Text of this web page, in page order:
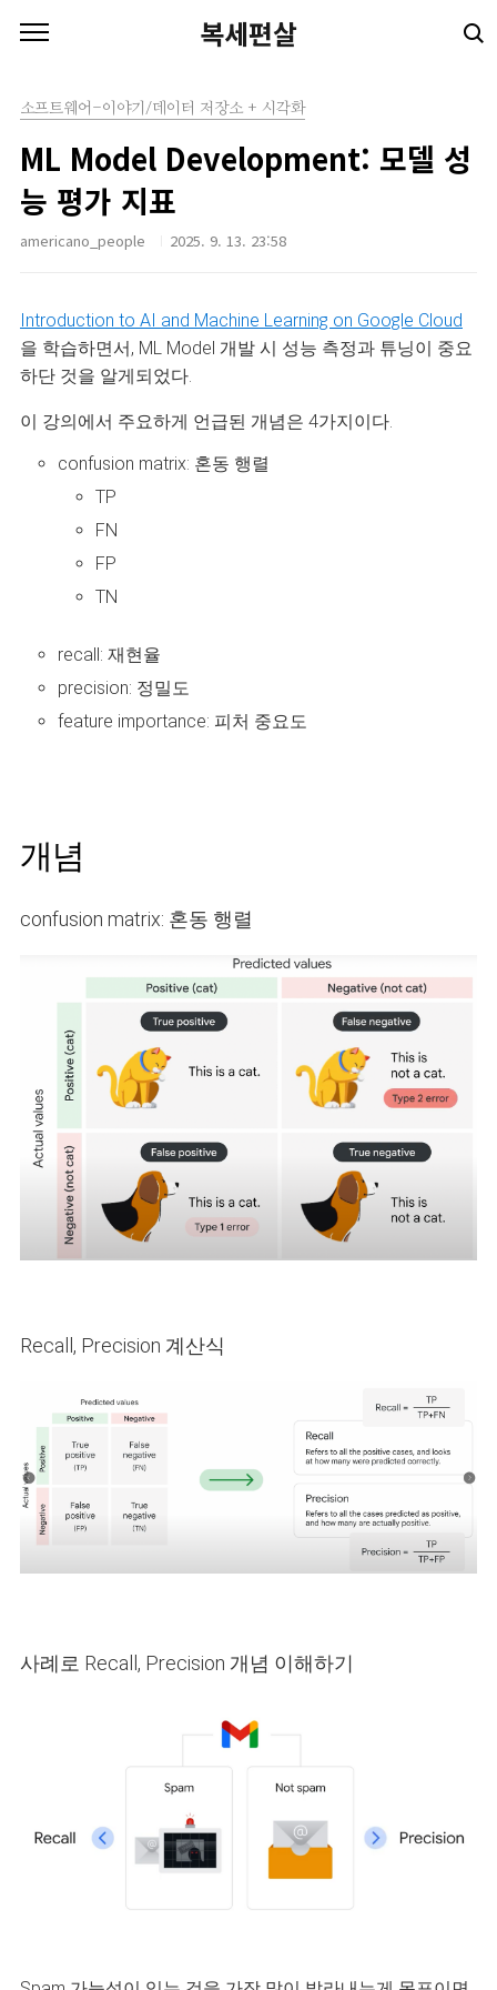
복세편살
소프트웨어-이야기/데이터 저장소 + 시각화
ML Model Development: 모델 성
능 평가 지표
americano_people 2025. 9. 13. 23:58
Introduction to AI and Machine Learning on Google Cloud
을 학습하면서, ML Model 개발 시 성능 측정과 튜닝이 중요
하단 것을 알게되었다.
이 강의에서 주요하게 언급된 개념은 4가지이다.
confusion matrix: 혼동 행렬
TP
FN
FP
TN
recall: 재현율
precision: 정밀도
feature importance: 피처 중요도
개념
confusion matrix: 혼동 행렬
Recall, Precision 계산식
사례로 Recall, Precision 개념 이해하기